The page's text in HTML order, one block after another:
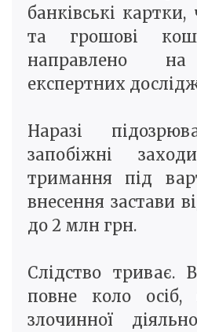
банківські картки,
та грошові
направлено на
експертних
Наразі
запобіжні
тримання під
внесення застави
до 2 млн грн.
Слідство триває.
повне коло осіб,
злочинної